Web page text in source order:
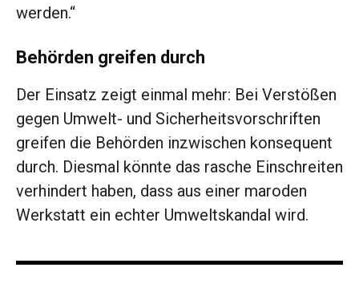
werden.“
Behörden greifen durch
Der Einsatz zeigt einmal mehr: Bei Verstößen
gegen Umwelt- und Sicherheitsvorschriften
greifen die Behörden inzwischen konsequent
durch. Diesmal könnte das rasche Einschreiten
verhindert haben, dass aus einer maroden
Werkstatt ein echter Umweltskandal wird.